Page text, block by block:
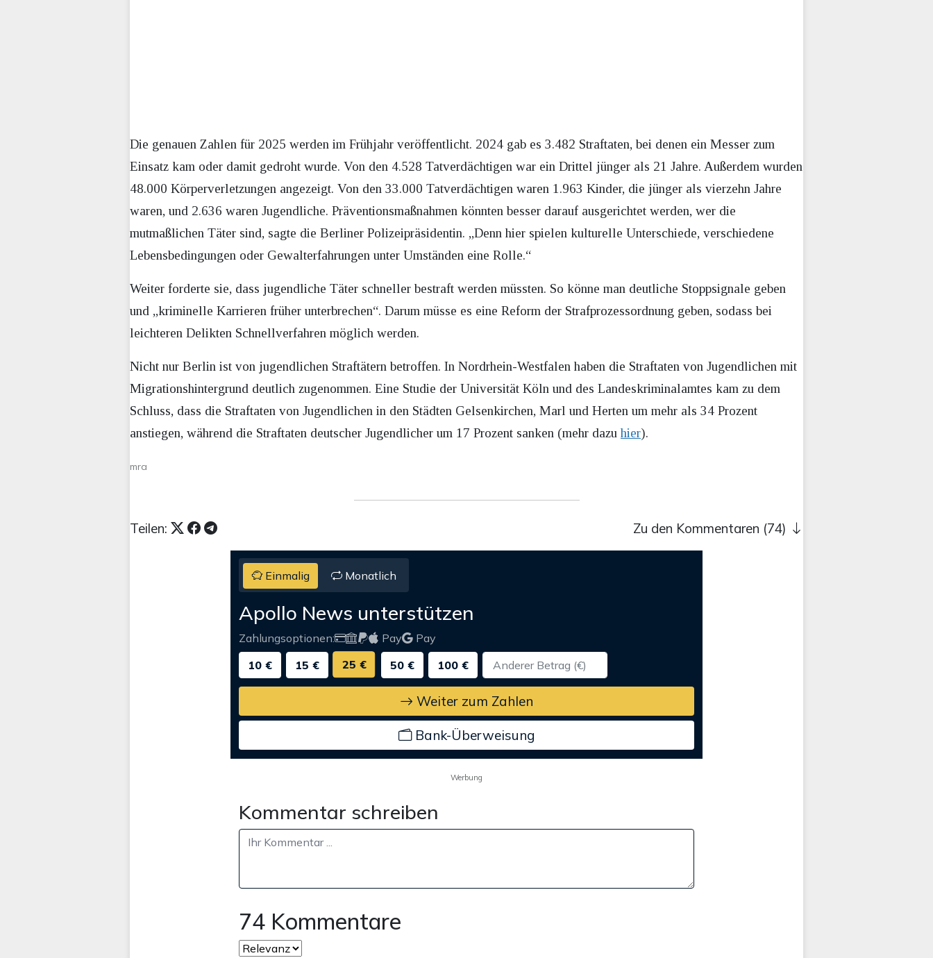
Die genauen Zahlen für 2025 werden im Frühjahr veröffentlicht. 2024 gab es 3.482 Straftaten, bei denen ein Messer zum
Einsatz kam oder damit gedroht wurde. Von den 4.528 Tatverdächtigen war ein Drittel jünger als 21 Jahre. Außerdem wurden
48.000 Körperverletzungen angezeigt. Von den 33.000 Tatverdächtigen waren 1.963 Kinder, die jünger als vierzehn Jahre
waren, und 2.636 waren Jugendliche. Präventionsmaßnahmen könnten besser darauf ausgerichtet werden, wer die
mutmaßlichen Täter sind, sagte die Berliner Polizeipräsidentin. „Denn hier spielen kulturelle Unterschiede, verschiedene
Lebensbedingungen oder Gewalterfahrungen unter Umständen eine Rolle.“
Weiter forderte sie, dass jugendliche Täter schneller bestraft werden müssten. So könne man deutliche Stoppsignale geben
und „kriminelle Karrieren früher unterbrechen“. Darum müsse es eine Reform der Strafprozessordnung geben, sodass bei
leichteren Delikten Schnellverfahren möglich werden.
Nicht nur Berlin ist von jugendlichen Straftätern betroffen. In Nordrhein-Westfalen haben die Straftaten von Jugendlichen mit
Migrationshintergrund deutlich zugenommen. Eine Studie der Universität Köln und des Landeskriminalamtes kam zu dem
Schluss, dass die Straftaten von Jugendlichen in den Städten Gelsenkirchen, Marl und Herten um mehr als 34 Prozent
anstiegen, während die Straftaten deutscher Jugendlicher um 17 Prozent sanken (mehr dazuhier).
mra
Teilen: Zu den Kommentaren (74)
Einmalig Monatlich
Apollo News unterstützen
Zahlungsoptionen: Pay
Pay
10 €
15 € 25 € 50 € 100 €
Weiter zum Zahlen
Bank-Überweisung
Werbung
Kommentar schreiben
74 Kommentare